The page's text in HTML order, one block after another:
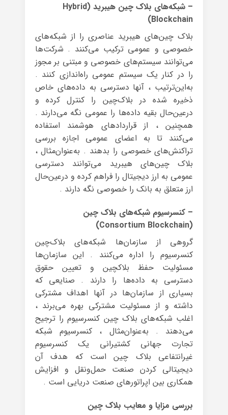
– شبکه‌های بلاک چین هیبرید (Hybrid
Blockchain)
بلاک چین‌های هیبرید عناصری را از شبکه‌های
خصوصی و عمومی ترکیب می‌کنند . شرکت‌ها
می‌توانند سیستم‌های خصوصی و مبتنی بر مجوز
را در کنار یک سیستم عمومی راه‌اندازی کنند .
به‌این‌ترتیب ، آنها دسترسی به داده‌های خاص
ذخیره شده در بلاک‌چین را کنترل کرده و
درعین‌حال بقیه داده‌ها را عمومی نگه می‌دارند .
همچنین ، از قراردادهای هوشمند استفاده
می‌کنند تا به اعضای عمومی اجازه بررسی
تراکنش‌های خصوصی را بدهند . به‌عنوان‌مثال ،
بلاک چین‌های هیبرید می‌توانند دسترسی
عمومی به ارز دیجیتال را فراهم کرده و درعین‌حال
ارز متعلق به بانک را خصوصی نگه دارند .
– کنسرسیوم شبکه‌های بلاک چین
(Consortium Blockchain)
گروهی از سازمان‌ها شبکه‌های بلاک‌چین
کنسرسیوم را اداره می‌کنند . این سازمان‌ها
مسئولیت حفظ بلاکچین و تعیین حقوق
دسترسی به داده‌ها را دارند . صنایعی که
بسیاری از سازمان‌ها در آنها اهداف مشترکی
داشته و از مسئولیت مشترکی بهره می‌برند ،
اغلب شبکه‌های بلاک چین کنسرسیوم را ترجیح
می‌دهند . به‌عنوان‌مثال ، کنسرسیوم شبکه
تجارت جهانی کشتیرانی یک کنسرسیوم
غیرانتفاعی بلاک چین است که هدف آن
دیجیتالی کردن صنعت حمل‌ونقل و افزایش
همکاری بین اپراتورهای صنعت دریایی است .
بررسی مزایا و معایب بلاک چین